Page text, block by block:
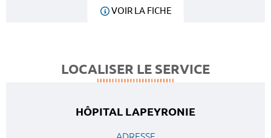
VOIR LA FICHE
LOCALISER LE SERVICE
HÔPITAL LAPEYRONIE